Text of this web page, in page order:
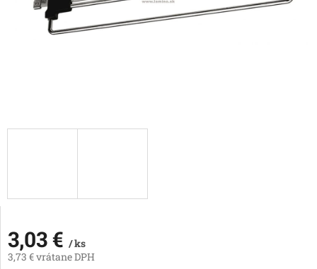
3,03 € / ks
3,73 € vrátane DPH